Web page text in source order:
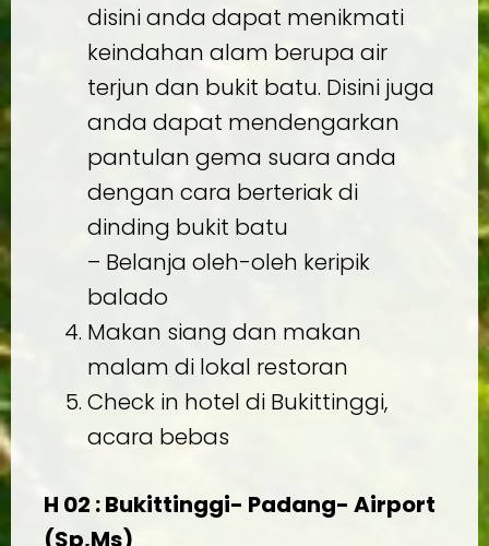
disini anda dapat menikmati
keindahan alam berupa air
terjun dan bukit batu. Disini juga
anda dapat mendengarkan
pantulan gema suara anda
dengan cara berteriak di
dinding bukit batu
– Belanja oleh-oleh keripik
balado
Makan siang dan makan
malam di lokal restoran
Check in hotel di Bukittinggi,
acara bebas
H 02 : Bukittinggi- Padang- Airport
(Sp,Ms)